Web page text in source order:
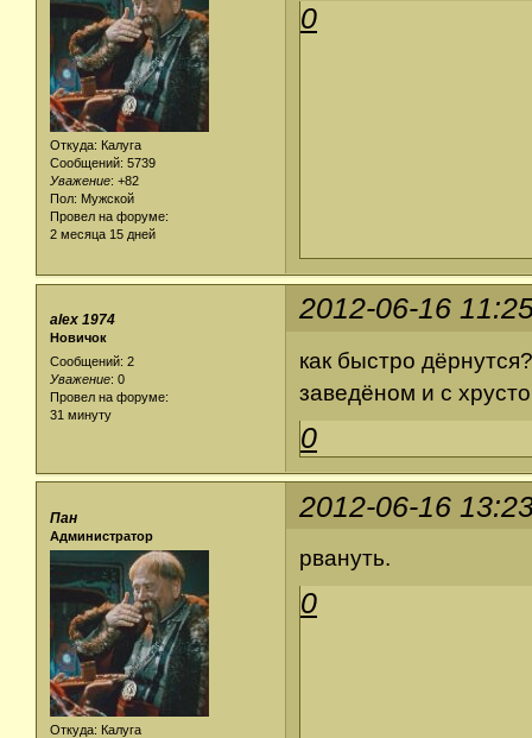
Откуда: Калуга
Сообщений: 5739
Уважение: +82
Пол: Мужской
Провел на форуме:
2 месяца 15 дней
0
2012-06-16
alex 1974
Новичок
Сообщений: 2
Уважение: 0
Провел на форуме:
31 минуту
как быстро
заведёном и с
0
2012-06-16
Пан
Администратор
Откуда: Калуга
рвануть.
0